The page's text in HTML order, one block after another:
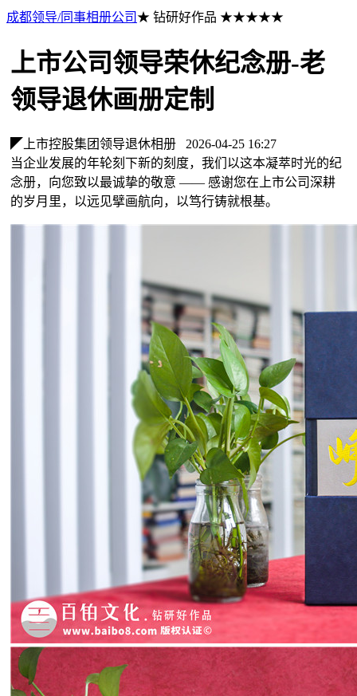
成都领导/同事相册公司 ★ 钻研好作品 ★★★★★
上市公司领导荣休纪念册-老
领导退休画册定制
◤上市控股集团领导退休相册
2026-04-25 16:27
当企业发展的年轮刻下新的刻度，我们以这本凝萃时光的纪
念册，向您致以最诚挚的敬意 —— 感谢您在上市公司深耕
的岁月里，以远见擘画航向，以笃行铸就根基。